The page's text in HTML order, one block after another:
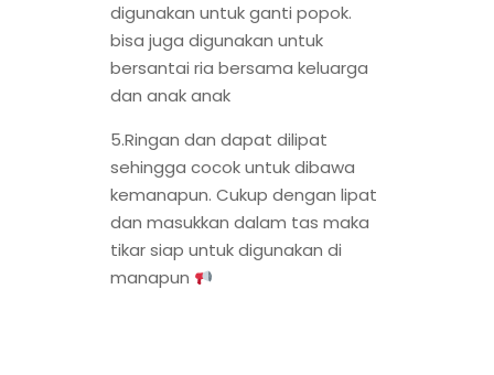
digunakan untuk ganti popok.
bisa juga digunakan untuk
bersantai ria bersama keluarga
dan anak anak
5.Ringan dan dapat dilipat
sehingga cocok untuk dibawa
kemanapun. Cukup dengan lipat
dan masukkan dalam tas maka
tikar siap untuk digunakan di
manapun